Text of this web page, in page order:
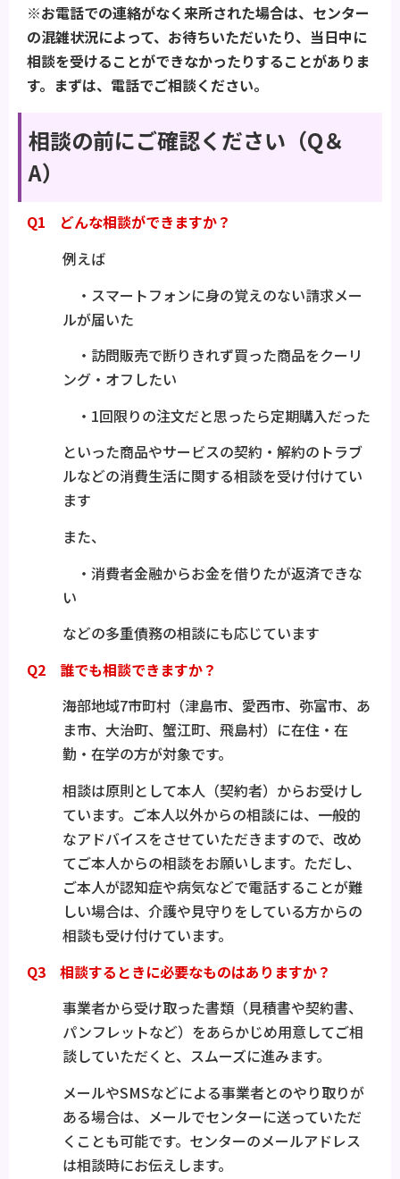
※お電話での連絡がなく来所された場合は、センター
の混雑状況によって、お待ちいただいたり、当日中に
相談を受けることができなかったりすることがありま
す。まずは、電話でご相談ください。
相談の前にご確認ください（Q＆
A）
Q1 どんな相談ができますか？
例えば
・スマートフォンに身の覚えのない請求メー
ルが届いた
・訪問販売で断りきれず買った商品をクーリ
ング・オフしたい
・1回限りの注文だと思ったら定期購入だった
といった商品やサービスの契約・解約のトラブ
ルなどの消費生活に関する相談を受け付けてい
ます
また、
・消費者金融からお金を借りたが返済できな
い
などの多重債務の相談にも応じています
Q2 誰でも相談できますか？
海部地域7市町村（津島市、愛西市、弥富市、あ
ま市、大治町、蟹江町、飛島村）に在住・在
勤・在学の方が対象です。
相談は原則として本人（契約者）からお受けし
ています。ご本人以外からの相談には、一般的
なアドバイスをさせていただきますので、改め
てご本人からの相談をお願いします。ただし、
ご本人が認知症や病気などで電話することが難
しい場合は、介護や見守りをしている方からの
相談も受け付けています。
Q3 相談するときに必要なものはありますか？
事業者から受け取った書類（見積書や契約書、
パンフレットなど）をあらかじめ用意してご相
談していただくと、スムーズに進みます。
メールやSMSなどによる事業者とのやり取りが
ある場合は、メールでセンターに送っていただ
くことも可能です。センターのメールアドレス
は相談時にお伝えします。